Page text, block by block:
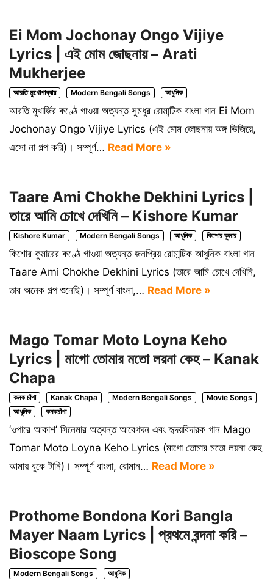
Ei Mom Jochonay Ongo Vijiye
Lyrics | এই মোম জোছনায় – Arati
Mukherjee
আরতি মুখোপাধ্যায় Modern Bengali Songs আধুনিক
আরতি মুখার্জির কণ্ঠে গাওয়া অত্যন্ত সুমধুর রোমান্টিক বাংলা গান Ei Mom
Jochonay Ongo Vijiye Lyrics (এই মোম জোছনায় অঙ্গ ভিজিয়ে,
এসো না গল্প করি)। সম্পূর্ণ… Read More »
Taare Ami Chokhe Dekhini Lyrics |
তারে আমি চোখে দেখিনি – Kishore Kumar
Kishore Kumar Modern Bengali Songs আধুনিক কিশোর কুমার
কিশোর কুমারের কণ্ঠে গাওয়া অত্যন্ত জনপ্রিয় রোমান্টিক আধুনিক বাংলা গান
Taare Ami Chokhe Dekhini Lyrics (তারে আমি চোখে দেখিনি,
তার অনেক গল্প শুনেছি)। সম্পূর্ণ বাংলা,… Read More »
Mago Tomar Moto Loyna Keho
Lyrics | মাগো তোমার মতো লয়না কেহ – Kanak
Chapa
কনক চাঁপা Kanak Chapa Modern Bengali Songs
Movie Songs
আধুনিক
কনকচাঁপা
‘ওপারে আকাশ’ সিনেমার অত্যন্ত আবেগঘন এবং হৃদয়বিদারক গান Mago
Tomar Moto Loyna Keho Lyrics (মাগো তোমার মতো লয়না কেহ
আমায় বুকে টানি)। সম্পূর্ণ বাংলা, রোমান… Read More »
Prothome Bondona Kori Bangla
Mayer Naam Lyrics | প্রথমে বন্দনা করি –
Bioscope Song
Modern Bengali Songs আধুনিক